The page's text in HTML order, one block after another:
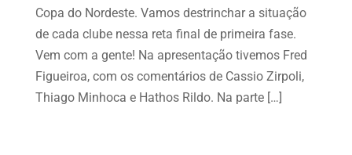
Copa do Nordeste. Vamos destrinchar a situação
de cada clube nessa reta final de primeira fase.
Vem com a gente! Na apresentação tivemos Fred
Figueiroa, com os comentários de Cassio Zirpoli,
Thiago Minhoca e Hathos Rildo. Na parte […]